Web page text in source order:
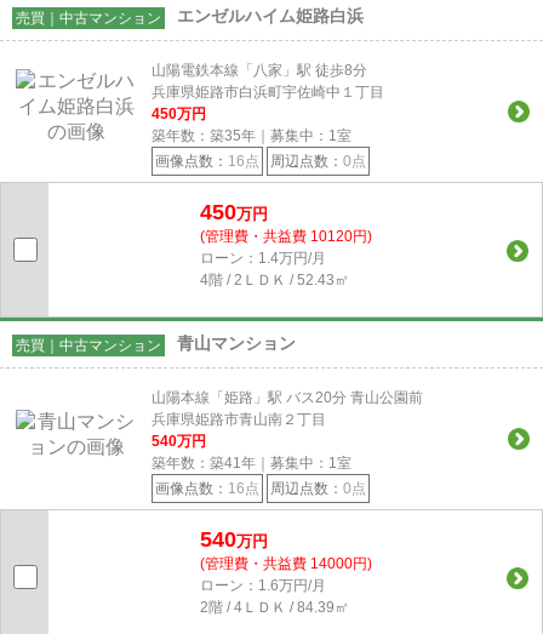
売買｜中古マンション エンゼルハイム姫路白浜
山陽電鉄本線「八家」駅 徒歩8分
兵庫県姫路市白浜町宇佐崎中１丁目
450万円
築年数：築35年｜募集中： 1室
画像点数： 16点 周辺点数： 0点
450万円
(管理費・共益費 10120円)
ローン：1.4万円/月
4階 / 2ＬＤＫ / 52.43㎡
売買｜中古マンション 青山マンション
山陽本線「姫路」駅 バス20分 青山公園前
兵庫県姫路市青山南２丁目
540万円
築年数：築41年｜募集中： 1室
画像点数： 16点 周辺点数： 0点
540万円
(管理費・共益費 14000円)
ローン：1.6万円/月
2階 / 4ＬＤＫ / 84.39㎡